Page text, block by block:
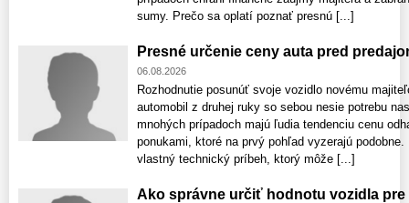
sumy. Prečo sa oplatí poznať presnú [...]
Presné určenie ceny auta pred
06.08.2026
Rozhodnutie posunúť svoje vozidlo novému
automobil z druhej ruky so sebou nesie potrebu
mnohých prípadoch majú ľudia tendenciu cenu
ponukami, ktoré na prvý pohľad vyzerajú
vlastný technický príbeh, ktorý môže [...]
Ako správne určiť hodnotu vozidla pre